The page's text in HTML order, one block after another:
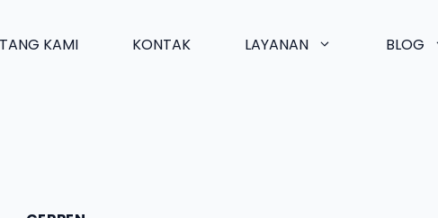
KAMI KONTAK LAYANAN BLOG